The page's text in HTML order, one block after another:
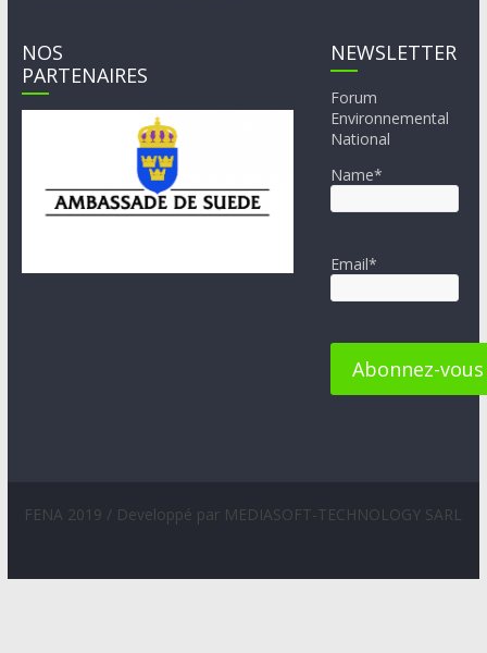
NOS
PARTENAIRES
NEWSLETTER
Forum
Environnemental
National
Name*
Email*
FENA 2019 / Developpé par MEDIASOFT-TECHNOLOGY SARL